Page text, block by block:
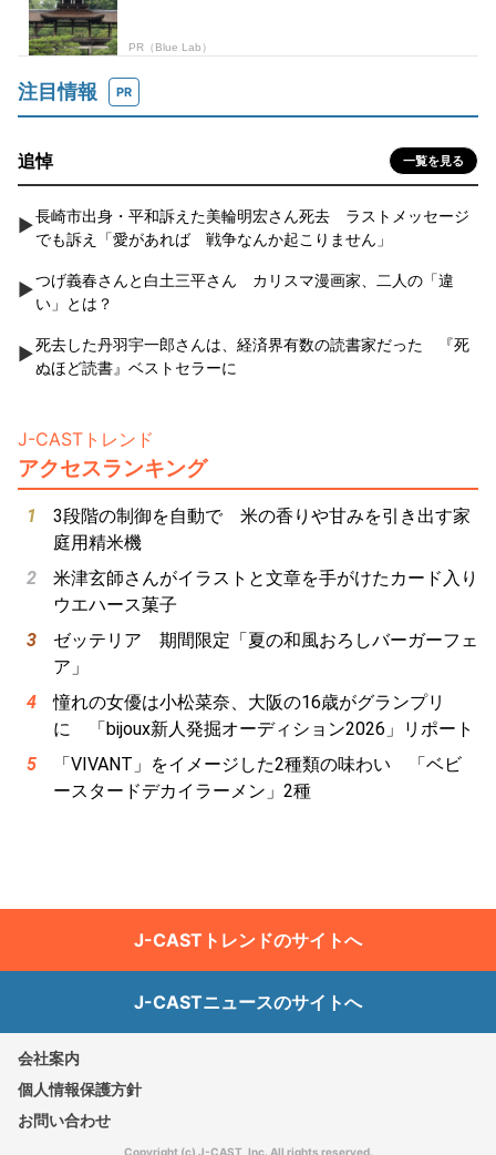
注目情報 PR
追悼 一覧を見る
長崎市出身・平和訴えた美輪明宏さん死去 ラストメッセージ
でも訴え「愛があれば 戦争なんか起こりません」
つげ義春さんと白土三平さん カリスマ漫画家、二人の「違
い」とは？
死去した丹羽宇一郎さんは、経済界有数の読書家だった 『死
ぬほど読書』ベストセラーに
J-CASTトレンド
アクセスランキング
3段階の制御を自動で 米の香りや甘みを引き出す家
庭用精米機
米津玄師さんがイラストと文章を手がけたカード入り
ウエハース菓子
ゼッテリア 期間限定「夏の和風おろしバーガーフェ
ア」
憧れの女優は小松菜奈、大阪の16歳がグランプリ
に 「bijoux新人発掘オーディション2026」リポート
「VIVANT」をイメージした2種類の味わい 「ベビ
ースタードデカイラーメン」2種
J-CASTトレンドのサイトへ
J-CASTニュースのサイトへ
会社案内
個人情報保護方針
お問い合わせ
Copyright (c) J-CAST, Inc. All rights reserved.